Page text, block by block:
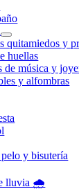
quitamiedos y
huellas
de música y
y alfombras
y bisutería
lluvia 🌧️